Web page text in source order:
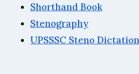
Shorthand Book
Stenography
UPSSSC Steno